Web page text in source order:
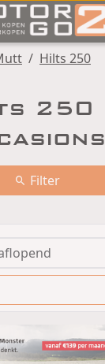
/ Hilts 250
250
Filter